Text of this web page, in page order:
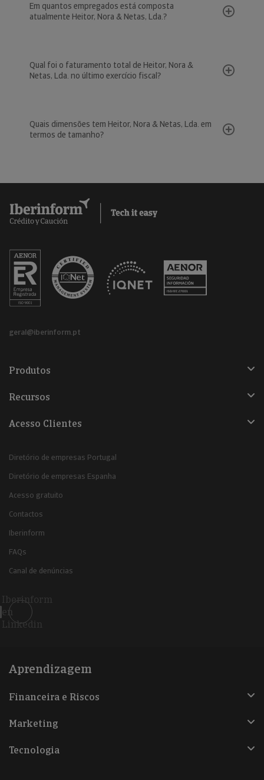
Em quantos empregados está composta
atualmente Heitor, Nora & Netas, Lda.?
Qual foi o faturamento total de Heitor, Nora &
Netas, Lda. no último exercício fiscal?
Quais dimensões tem Heitor, Nora & Netas, Lda. em
termos de tamanho?
geral@iberinform.pt
Produtos
Recursos
Acesso Clientes
Diretório de empresas Portugal
Diretório de empresas Espanha
Acesso gratuito
Contactos
Iberinform
FAQs
Canal de denúncias
Iberinform
en
Linkedin
Aprendizagem
Financeira e Riscos
Marketing
Tecnologia